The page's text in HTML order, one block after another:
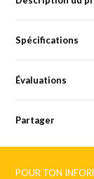
Spécifications
Évaluations
Partager
POUR TON